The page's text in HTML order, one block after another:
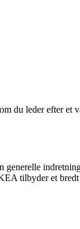
du leder efter
tilbyder et